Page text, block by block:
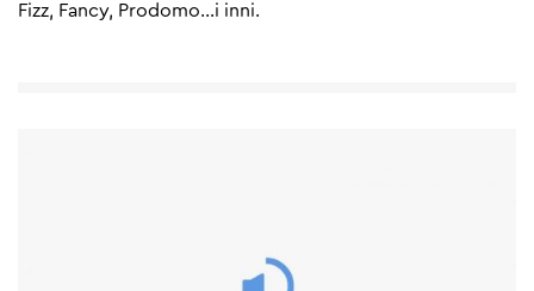
Fizz, Fancy, Prodomo…i inni.